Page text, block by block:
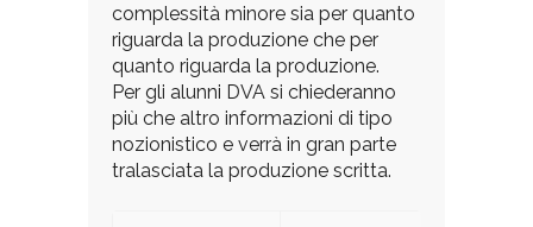
complessità minore sia per quanto
riguarda la produzione che per
quanto riguarda la produzione.
Per gli alunni DVA si chiederanno
più che altro informazioni di tipo
nozionistico e verrà in gran parte
tralasciata la produzione scritta.